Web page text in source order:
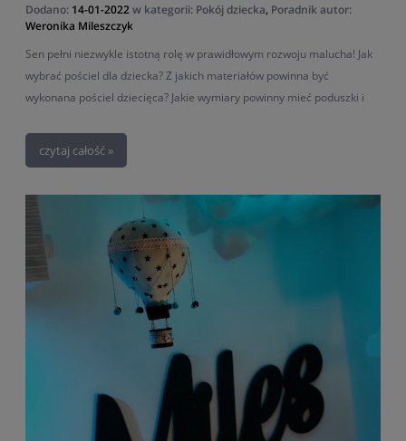
Dodano: 14-01-2022w kategorii: Pokój dziecka, Poradnikautor:
Weronika Mileszczyk
Sen pełni niezwykle istotną rolę w prawidłowym rozwoju malucha! Jak
wybrać pościel dla dziecka? Z jakich materiałów powinna być
wykonana pościel dziecięca? Jakie wymiary powinny mieć poduszki i
czytaj całość »